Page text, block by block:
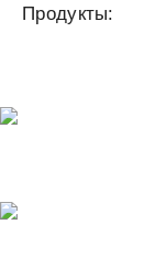
Продукты: